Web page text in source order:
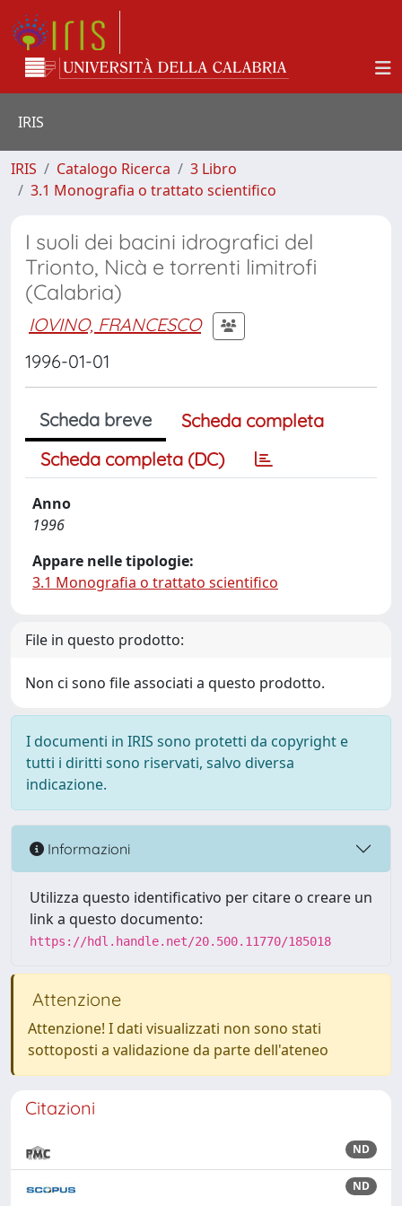
IRIS
IRIS Catalogo Ricerca
3 Libro
3.1 Monografia o trattato scientifico
I suoli dei bacini idrografici del
Trionto, Nicà e torrenti limitrofi
(Calabria)
IOVINO, FRANCESCO
1996-01-01
Scheda breve
Scheda completa
Scheda completa (DC)
Anno
1996
Appare nelle tipologie:
3.1 Monografia o trattato scientifico
File in questo prodotto:
Non ci sono file associati a questo prodotto.
I documenti in IRIS sono protetti da copyright e
tutti i diritti sono riservati, salvo diversa
indicazione.
Informazioni
Utilizza questo identificativo per citare o creare un
link a questo documento:
https://hdl.handle.net/20.500.11770/185018
Attenzione
Attenzione! I dati visualizzati non sono stati
sottoposti a validazione da parte dell'ateneo
Citazioni
ND
ND